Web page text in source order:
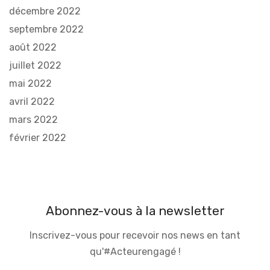
décembre 2022
septembre 2022
août 2022
juillet 2022
mai 2022
avril 2022
mars 2022
février 2022
Abonnez-vous à la newsletter
Inscrivez-vous pour recevoir nos news en tant
qu'#Acteurengagé !